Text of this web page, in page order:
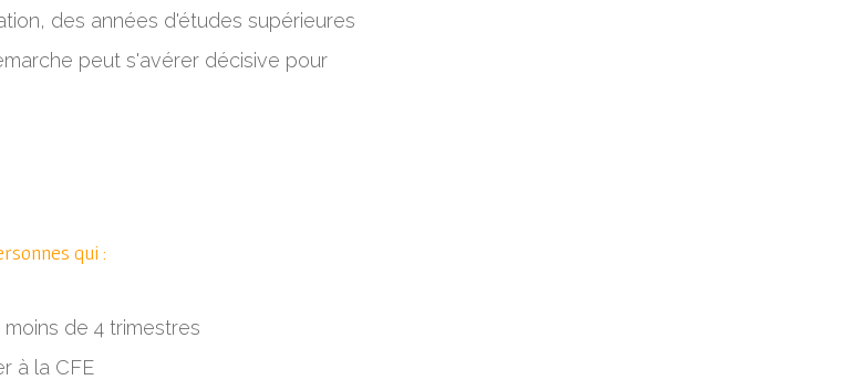
des années d'études supérieures
peut s'avérer décisive pour
qui :
de 4 trimestres
à la CFE